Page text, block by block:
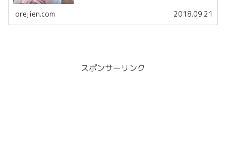
orejien.com 2018.09.21
スポンサーリンク